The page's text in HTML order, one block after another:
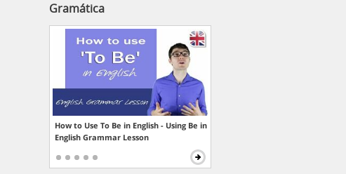
Gramática
How to Use To Be in English - Using Be in
English Grammar Lesson